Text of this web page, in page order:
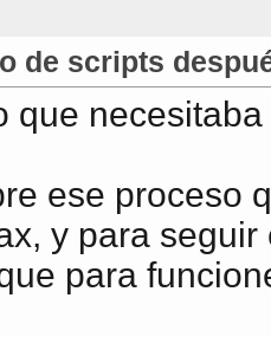
de scripts
que
ese proceso
y para
para